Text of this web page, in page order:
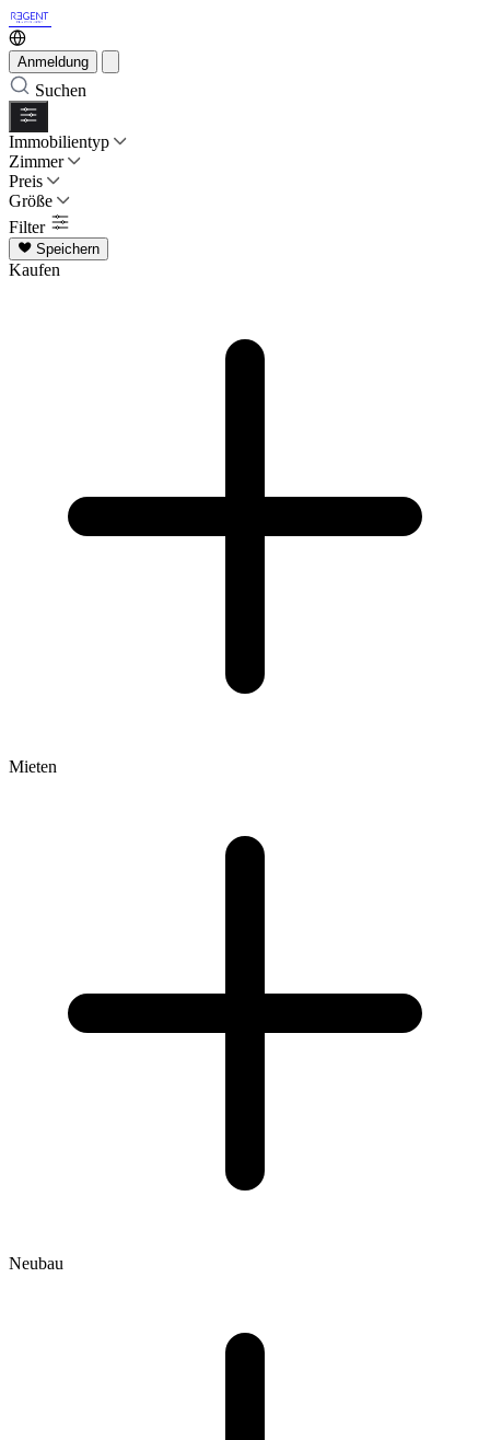
Anmeldung
Suchen
Immobilientyp
Zimmer
Preis
Größe
Filter
Speichern
Kaufen
Mieten
Neubau